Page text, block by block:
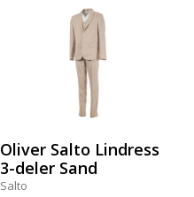
Oliver Salto Lindress
3-deler Sand
Salto